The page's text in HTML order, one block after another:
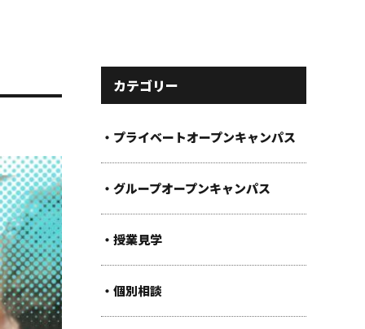
カテゴリー
・プライベートオープンキャンパス
・グループオープンキャンパス
・授業見学
・個別相談